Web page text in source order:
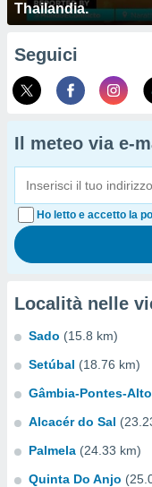
Thailandia.
Seguici
Il meteo via e-
Ho letto e accetto la
Località nelle
Sado (15.8 km)
Setúbal (18.76 km)
Gâmbia-Pontes-
Alcacér do Sal
Palmela (24.33 km)
Quinta Do Anjo